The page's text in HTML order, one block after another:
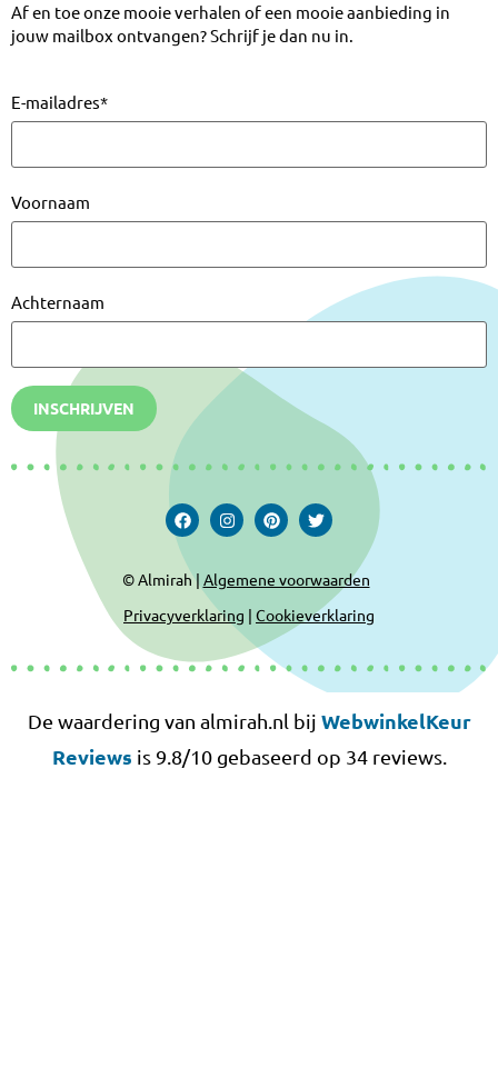
Af en toe onze mooie verhalen of een mooie aanbieding in
jouw mailbox ontvangen? Schrijf je dan nu in.
E-mailadres*
Voornaam
Achternaam
INSCHRIJVEN
© Almirah | Algemene voorwaarden
Privacyverklaring | Cookieverklaring
De waardering van almirah.nl bij WebwinkelKeur
Reviews is 9.8/10 gebaseerd op 34 reviews.